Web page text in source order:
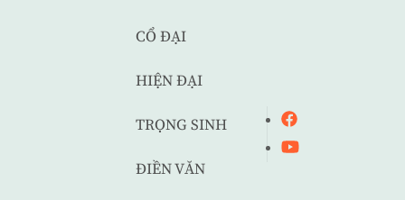
CỔ ĐẠI
HIỆN ĐẠI
TRỌNG SINH
ĐIỀN VĂN